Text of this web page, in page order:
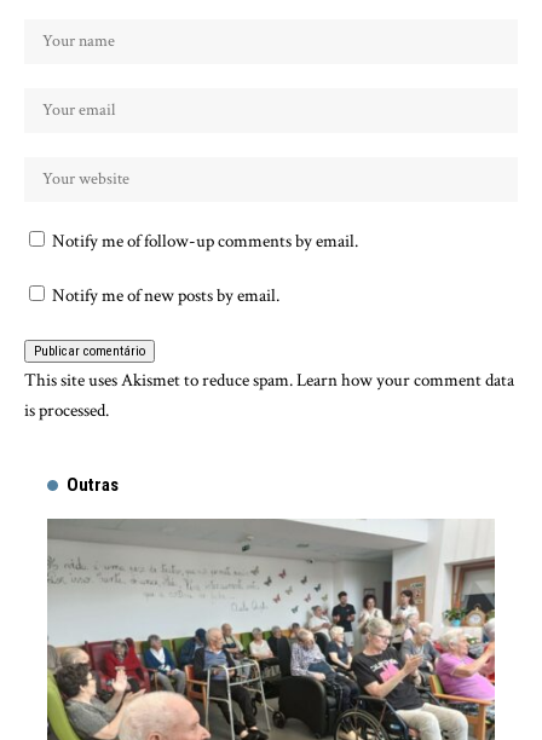
Notify me of follow-up comments by email.
Notify me of new posts by email.
This site uses Akismet to reduce spam.Learn how your comment data
is processed.
Outras